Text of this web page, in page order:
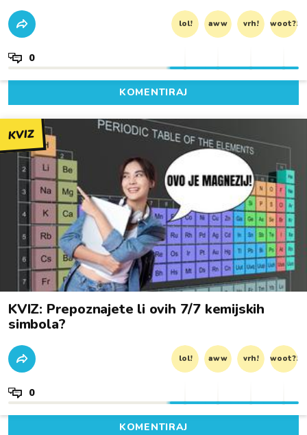
lol! aww vrh! woot?!
0
KOMENTIRAJ
KVIZ
KVIZ: Prepoznajete li ovih 7/7 kemijskih
simbola?
lol! aww vrh! woot?!
0
KOMENTIRAJ